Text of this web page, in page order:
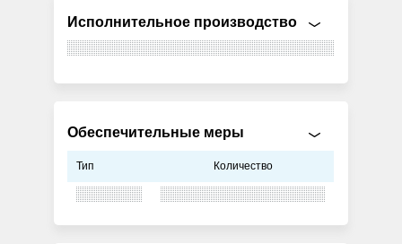
Исполнительное производство
Обеспечительные меры
Тип Количество